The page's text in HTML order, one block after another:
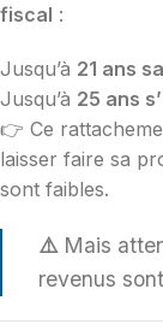
fiscal :
Jusqu’à 21 ans
Jusqu’à 25 ans
👉 Ce
laisser faire sa
sont faibles.
⚠️Mais
revenus